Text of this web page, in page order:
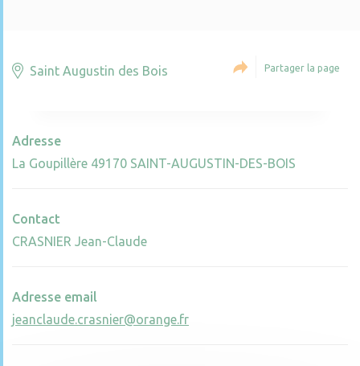
Saint Augustin des Bois Partager la page
Adresse
La Goupillère 49170 SAINT-AUGUSTIN-DES-BOIS
Contact
CRASNIER Jean-Claude
Adresse email
jeanclaude.crasnier@orange.fr